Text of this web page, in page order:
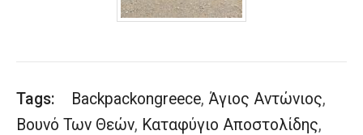
Tags: Backpackongreece, Άγιος Αντώνιος,
Βουνό Των Θεών, Καταφύγιο Αποστολίδης,